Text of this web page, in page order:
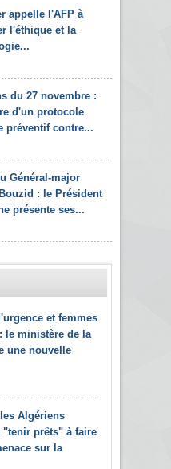
appelle l'AFP à
l'éthique et la
du 27 novembre :
d'un protocole
préventif contre...
Général-major
: le Président
présente ses...
et femmes
le ministère de la
une nouvelle
Algériens
"tenir prêts" à faire
sur la